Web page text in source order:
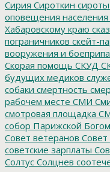
Сирия Сироткин сироты
оповещения населения
Хабаровскому краю
пограничников скейт-
вооружения и
Скорая помощь СКУД
будущих медиков
собаки смертность
рабочем месте СМИ
смотровая площадка
собор Парижской
Совет ветеранов
советские зарплаты
Солтус Солцнев